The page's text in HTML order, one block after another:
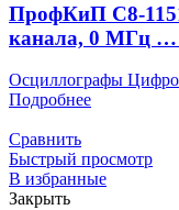
ПрофКиП С8-
канала, 0 МГц
Осциллографы
Подробнее
Сравнить
Быстрый просмотр
В избранные
Закрыть